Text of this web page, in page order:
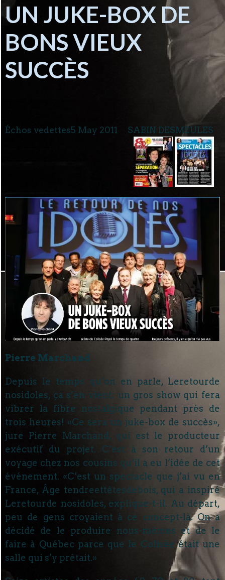
UN JUKE-BOX DE
BONS VIEUX
SUCCÈS
Échos vedettes5 May 2011 SABIN DESMEULES
Pierre Marchand
Depuis le temps qu’on en parle, Leretourde
nosidoles, ça s’en vient: un gros show qui fera
vibrer la fibre nostalgique pendant près de
trois heures! «Ce sera un juke-box de succès»,
jure Pierre Marchand, qui est le producteur
exécutif du projet. C’est à son retour d’un
voyage chez nos cousins qu’il a eu l’idée de cet
événement. «C’est un spectacle que j’ai vu en
France, Âge tendreettêtesdebois, qui a inspiré
Leretourde nosidoles, explique-t-il. Au départ,
peu de gens croyaient à ce concept-là. On a
décidé de le produire nous-mêmes et de le
faire à Québec parce que le Colisée était une
salle qui s’y prêtait.»